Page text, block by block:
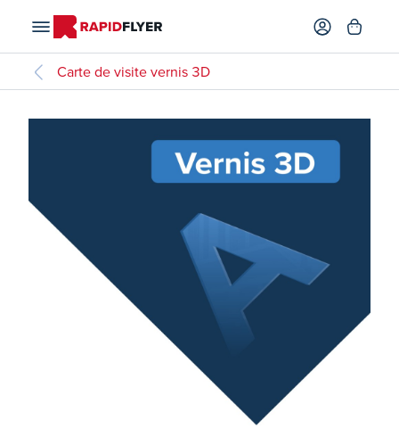
Carte de visite vernis 3D